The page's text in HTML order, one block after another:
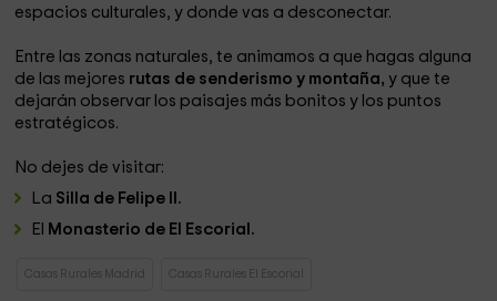
espacios culturales, y donde vas a desconectar.
Entre las zonas naturales, te animamos a que hagas alguna
de las mejores rutas de senderismo y montaña,y que te
dejarán observar los paisajes más bonitos y los puntos
estratégicos.
No dejes de visitar:
La Silla de Felipe II.
El
Monasterio de El Escorial.
Casas Rurales Madrid Casas Rurales El Escorial